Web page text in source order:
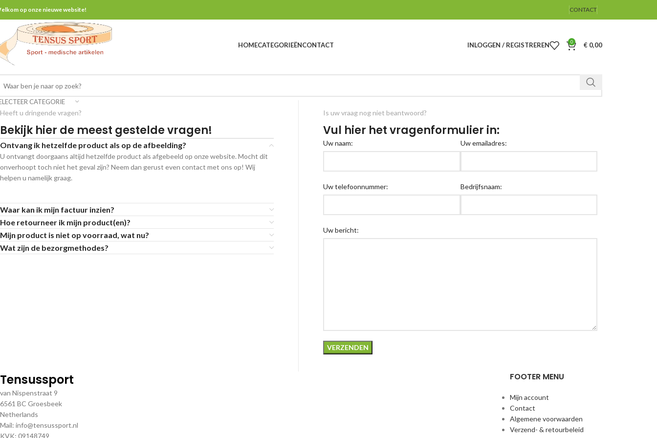
op onze nieuwe website! CONTACT
HOMECATEGORIEËNCONTACT INLOGGEN / REGISTREREN 0 € 0,00
CATEGORIE
Heeft u dringende vragen?
Bekijk hier de meest gestelde vragen!
Ontvang ik hetzelfde product als op de afbeelding?
U ontvangt doorgaans altijd hetzelfde product als afgebeeld op onze website. Mocht dit
onverhoopt toch niet het geval zijn? Neem dan gerust even contact met ons op! Wij
helpen u namelijk graag.
Waar kan ik mijn factuur inzien?
Hoe retourneer ik mijn product(en)?
Mijn product is niet op voorraad, wat nu?
Wat zijn de bezorgmethodes?
Is uw vraag nog niet beantwoord?
Vul hier het vragenformulier in:
Uw naam: Uw emailadres:
Uw telefoonnummer: Bedrijfsnaam:
Uw bericht:
Tensussport
van Nispenstraat 9
6561 BC Groesbeek
Netherlands
Mail: info@tensussport.nl
KVK: 09148749
FOOTER MENU
Mijn account
Contact
Algemene voorwaarden
Verzend- & retourbeleid